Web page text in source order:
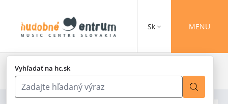
Vyhľadať na hc.sk
Sk MENU